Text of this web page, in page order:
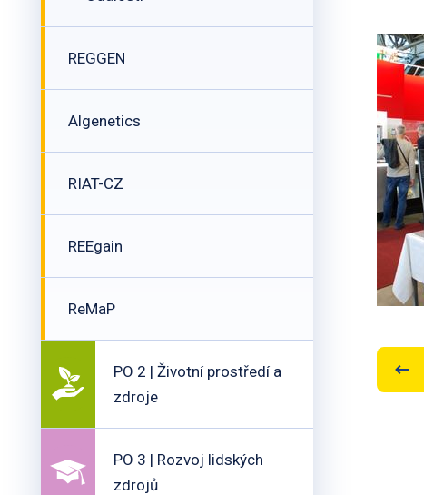
REGGEN
Algenetics
RIAT-CZ
REEgain
ReMaP
PO 2 | Životní prostředí a
zdroje
PO 3 | Rozvoj lidských
zdrojů